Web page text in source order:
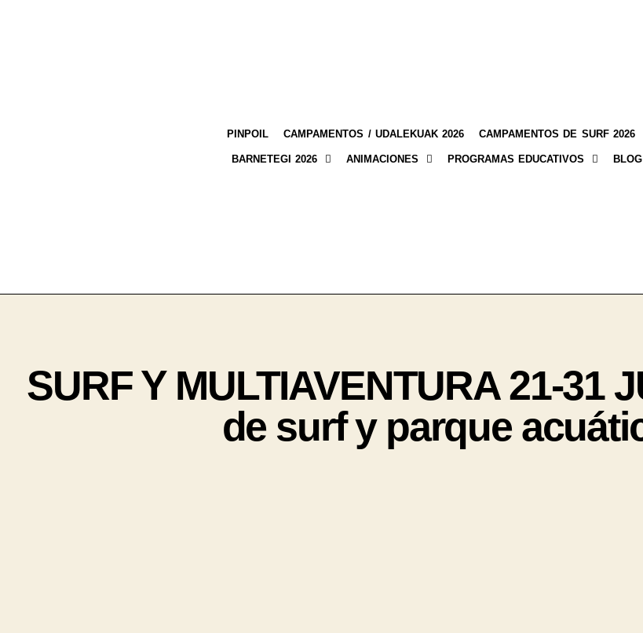
PINPOIL CAMPAMENTOS / UDALEKUAK 2026 CAMPAMENTOS DE SURF 2026
BARNETEGI 2026 ANIMACIONES PROGRAMAS EDUCATIVOS BLOG
SURF Y MULTIAVENTURA 21-31
de surf y parque